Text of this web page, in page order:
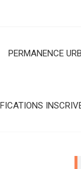
PERMANENCE